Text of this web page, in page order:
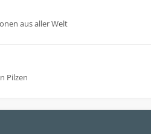
aus aller Welt
Pilzen